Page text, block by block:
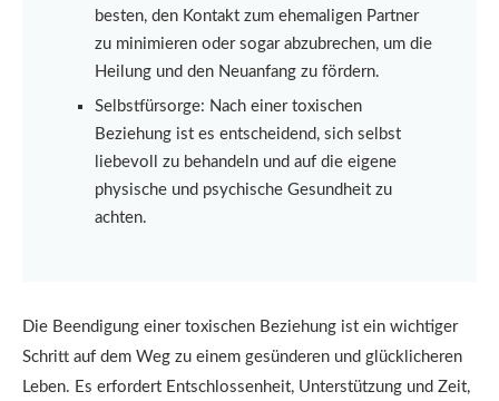
besten, den Kontakt zum ehemaligen Partner
zu minimieren oder sogar abzubrechen, um die
Heilung und den Neuanfang zu fördern.
Selbstfürsorge: Nach einer toxischen
Beziehung ist es entscheidend, sich selbst
liebevoll zu behandeln und auf die eigene
physische und psychische Gesundheit zu
achten.
Die Beendigung einer toxischen Beziehung ist ein wichtiger
Schritt auf dem Weg zu einem gesünderen und glücklicheren
Leben. Es erfordert Entschlossenheit, Unterstützung und Zeit,